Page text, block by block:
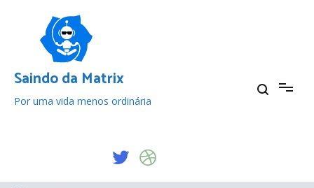
conteúdo
Saindo da Matrix
Por uma vida menos ordinária